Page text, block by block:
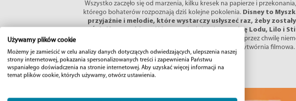
Wszystko zaczęło się od marzenia, kilku kresek na papierze i
którego bohaterów rozpoznają dziś kolejne pokolenia. Disney to
przyjaźnie i melodie, które wystarczy usłyszeć raz, żeby
Krainę Lodu, Lilo i
niezmienne: wiara, że dobra historia potrafi sprawić, że przez chwilę
wytwórnia
Używamy plików cookie
Możemy je zamieścić w celu analizy danych dotyczących odwiedzających, ulepszenia naszej
strony internetowej, pokazania spersonalizowanych treści i zapewnienia Państwu
wspaniałego doświadczenia na stronie internetowej. Aby uzyskać więcej informacji na
temat plików cookie, których używamy, otwórz ustawienia.